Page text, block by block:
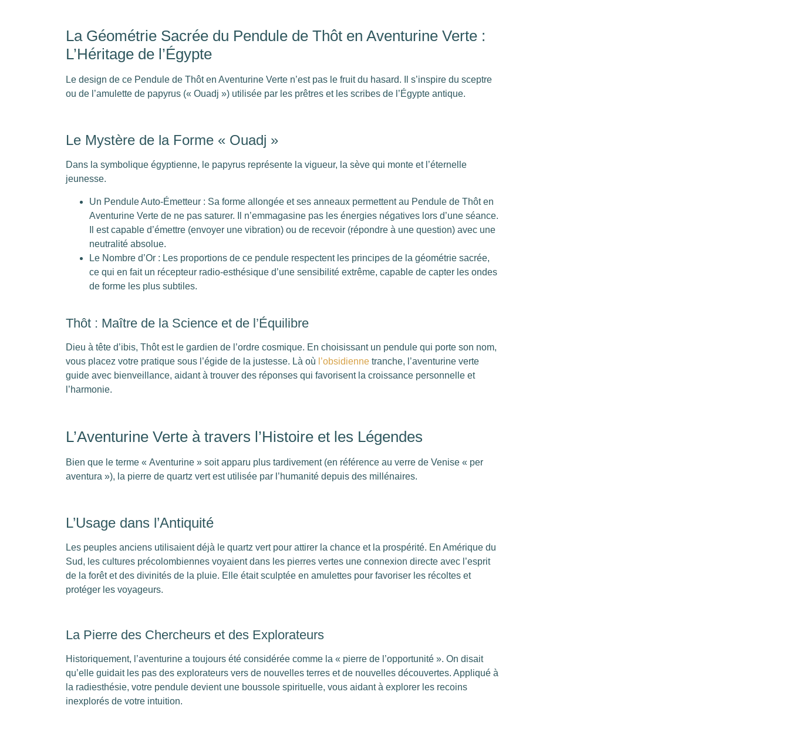
La Géométrie Sacrée du Pendule de Thôt en Aventurine Verte :
L’Héritage de l’Égypte
Le design de ce Pendule de Thôt en Aventurine Verte n’est pas le fruit du hasard. Il s’inspire du sceptre
ou de l’amulette de papyrus (« Ouadj ») utilisée par les prêtres et les scribes de l’Égypte antique.
Le Mystère de la Forme « Ouadj »
Dans la symbolique égyptienne, le papyrus représente la vigueur, la sève qui monte et l’éternelle
jeunesse.
Un Pendule Auto-Émetteur : Sa forme allongée et ses anneaux permettent au Pendule de Thôt en
Aventurine Verte de ne pas saturer. Il n’emmagasine pas les énergies négatives lors d’une séance.
Il est capable d’émettre (envoyer une vibration) ou de recevoir (répondre à une question) avec une
neutralité absolue.
Le Nombre d’Or : Les proportions de ce pendule respectent les principes de la géométrie sacrée,
ce qui en fait un récepteur radio-esthésique d’une sensibilité extrême, capable de capter les ondes
de forme les plus subtiles.
Thôt : Maître de la Science et de l’Équilibre
Dieu à tête d’ibis, Thôt est le gardien de l’ordre cosmique. En choisissant un pendule qui porte son nom,
vous placez votre pratique sous l’égide de la justesse. Là où l’obsidienne tranche, l’aventurine verte
guide avec bienveillance, aidant à trouver des réponses qui favorisent la croissance personnelle et
l’harmonie.
L’Aventurine Verte à travers l’Histoire et les Légendes
Bien que le terme « Aventurine » soit apparu plus tardivement (en référence au verre de Venise « per
aventura »), la pierre de quartz vert est utilisée par l’humanité depuis des millénaires.
L’Usage dans l’Antiquité
Les peuples anciens utilisaient déjà le quartz vert pour attirer la chance et la prospérité. En Amérique du
Sud, les cultures précolombiennes voyaient dans les pierres vertes une connexion directe avec l’esprit
de la forêt et des divinités de la pluie. Elle était sculptée en amulettes pour favoriser les récoltes et
protéger les voyageurs.
La Pierre des Chercheurs et des Explorateurs
Historiquement, l’aventurine a toujours été considérée comme la « pierre de l’opportunité ». On disait
qu’elle guidait les pas des explorateurs vers de nouvelles terres et de nouvelles découvertes. Appliqué à
la radiesthésie, votre pendule devient une boussole spirituelle, vous aidant à explorer les recoins
inexplorés de votre intuition.